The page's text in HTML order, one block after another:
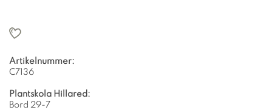
Artikelnummer:
C7136
Plantskola Hillared:
Bord 29-7